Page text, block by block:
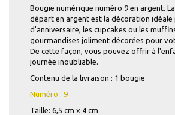
Bougie numérique numéro 9 en argent.
départ en argent est la décoration idéale
d'anniversaire, les cupcakes ou les
gourmandises joliment décorées pour
De cette façon, vous pouvez offrir à
journée inoubliable.
Contenu de la livraison : 1 bougie
Numéro : 9
Taille: 6,5 cm x 4 cm